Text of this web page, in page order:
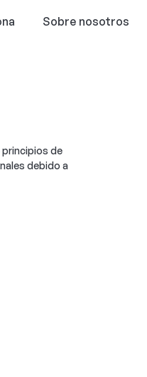
Sobre nosotros
principios de
debido a